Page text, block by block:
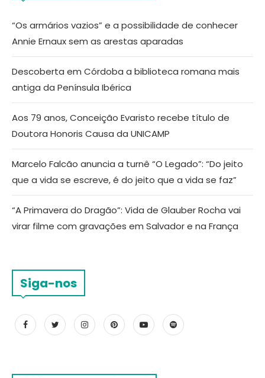
“Os armários vazios” e a possibilidade de conhecer
Annie Ernaux sem as arestas aparadas
Descoberta em Córdoba a biblioteca romana mais
antiga da Península Ibérica
Aos 79 anos, Conceição Evaristo recebe título de
Doutora Honoris Causa da UNICAMP
Marcelo Falcão anuncia a turnê “O Legado”: “Do jeito
que a vida se escreve, é do jeito que a vida se faz”
“A Primavera do Dragão”: Vida de Glauber Rocha vai
virar filme com gravações em Salvador e na França
Siga-nos